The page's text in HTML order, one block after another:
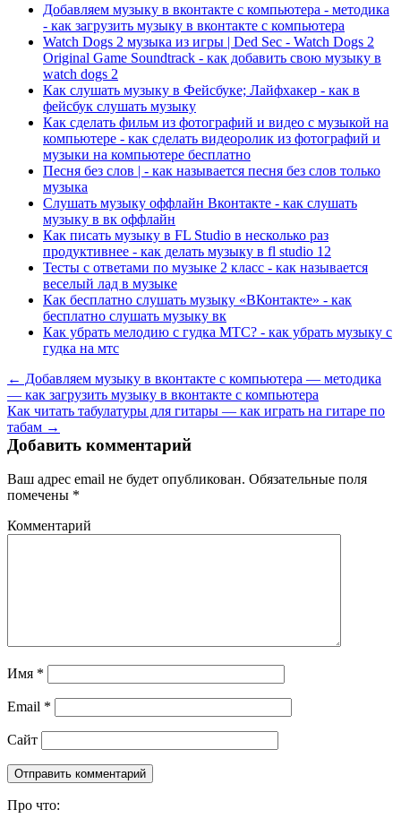
Добавляем музыку в вконтакте с компьютера - методика
- как загрузить музыку в вконтакте с компьютера
Watch Dogs 2 музыка из игры | Ded Sec - Watch Dogs 2
Original Game Soundtrack - как добавить свою музыку в
watch dogs 2
Как слушать музыку в Фейсбуке; Лайфхакер - как в
фейсбук слушать музыку
Как сделать фильм из фотографий и видео с музыкой на
компьютере - как сделать видеоролик из фотографий и
музыки на компьютере бесплатно
Песня без слов | - как называется песня без слов только
музыка
Слушать музыку оффлайн Вконтакте - как слушать
музыку в вк оффлайн
Как писать музыку в FL Studio в несколько раз
продуктивнее - как делать музыку в fl studio 12
Тесты с ответами по музыке 2 класс - как называется
веселый лад в музыке
Как бесплатно слушать музыку «ВКонтакте» - как
бесплатно слушать музыку вк
Как убрать мелодию с гудка МТС? - как убрать музыку с
гудка на мтс
← Добавляем музыку в вконтакте с компьютера — методика
— как загрузить музыку в вконтакте с компьютера
Как читать табулатуры для гитары — как играть на гитаре по
табам →
Добавить комментарий
Ваш адрес email не будет опубликован. Обязательные поля
помечены *
Комментарий
Имя *
Email *
Сайт
Про что: